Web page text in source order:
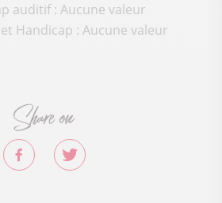
auditif : Aucune valeur
Handicap : Aucune valeur
Share on